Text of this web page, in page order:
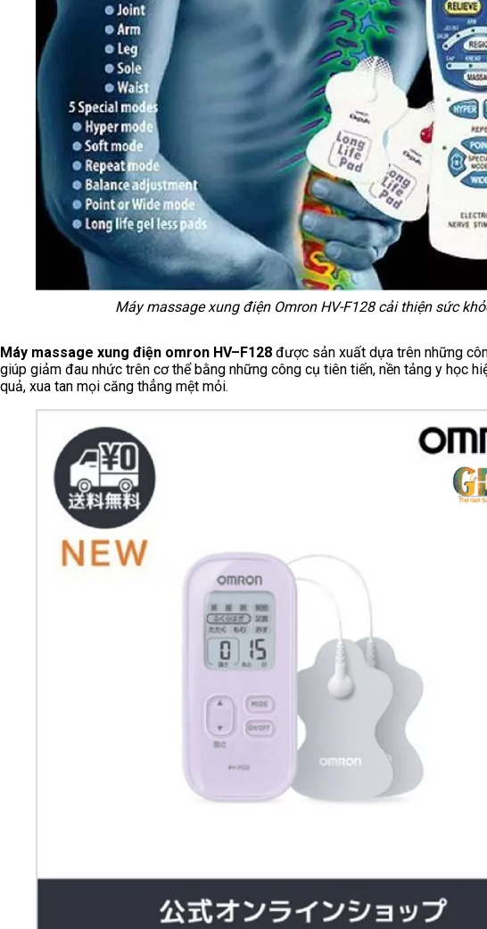
Máy massage xung điện Omron HV-F128 cải thiện sức
Máy massage xung điện omron HV–F128 được sản xuất dựa trên những
giúp giảm đau nhức trên cơ thể bằng những công cụ tiên tiến, nền tảng y học
quả, xua tan mọi căng thẳng mệt mỏi.